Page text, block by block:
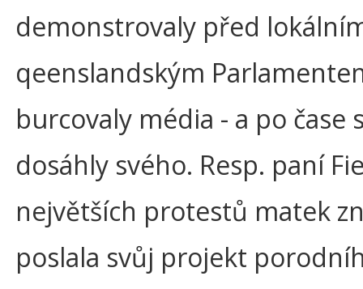
demonstrovaly před
qeenslandským
burcovaly média - a po čase
dosáhly svého. Resp. paní
největších protestů matek
poslala svůj projekt